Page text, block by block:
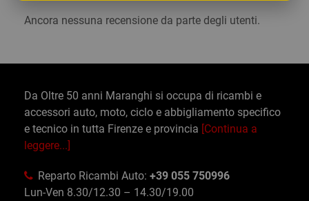
Ancora nessuna recensione da parte degli utenti.
Da Oltre 50 anni Maranghi si occupa di ricambi e
accessori auto, moto, ciclo e abbigliamento specifico
e tecnico in tutta Firenze e provincia [Continua a
leggere...]
Reparto Ricambi Auto: +39 055 750996
Lun-Ven 8.30/12.30 – 14.30/19.00